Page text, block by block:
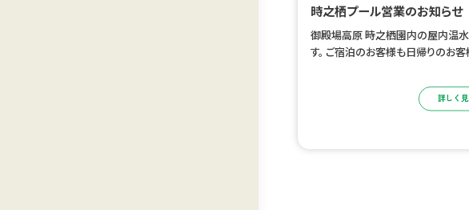
時之栖プール営業のお知らせ
御殿場高原 時之栖園内の屋内温
す。 ご宿泊のお客様も日帰りのお
ebチケットによる事前チケット購
す。 ※ご利用日の前日 […]
詳しく